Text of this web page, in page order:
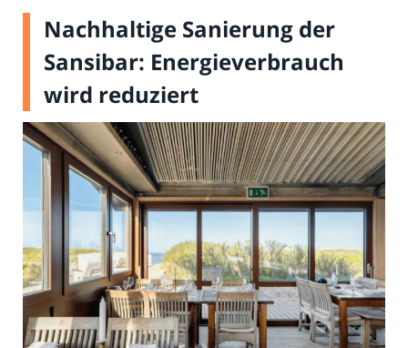
Nachhaltige Sanierung der
Sansibar: Energieverbrauch
wird reduziert